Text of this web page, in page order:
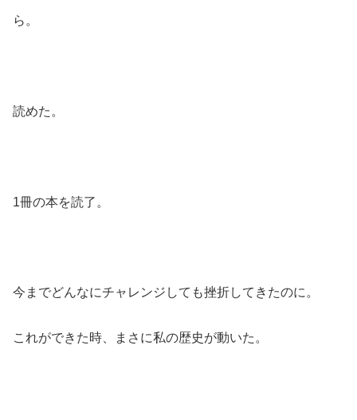
ら。
読めた。
1冊の本を読了。
今までどんなにチャレンジしても挫折してきたのに。
これができた時、まさに私の歴史が動いた。